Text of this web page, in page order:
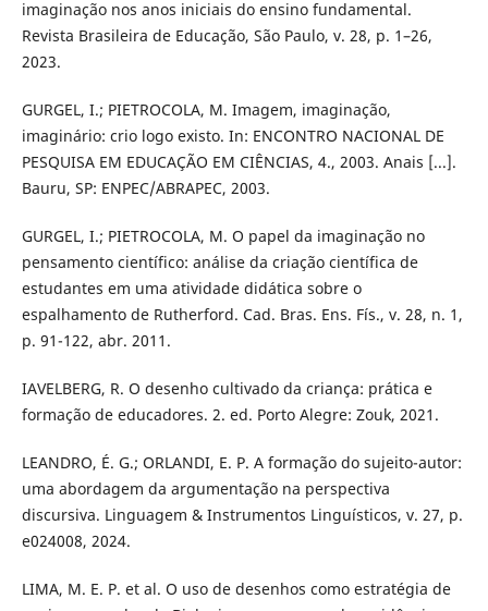
imaginação nos anos iniciais do ensino fundamental.
Revista Brasileira de Educação, São Paulo, v. 28, p. 1–26,
2023.
GURGEL, I.; PIETROCOLA, M. Imagem, imaginação,
imaginário: crio logo existo. In: ENCONTRO NACIONAL DE
PESQUISA EM EDUCAÇÃO EM CIÊNCIAS, 4., 2003. Anais [...].
Bauru, SP: ENPEC/ABRAPEC, 2003.
GURGEL, I.; PIETROCOLA, M. O papel da imaginação no
pensamento científico: análise da criação científica de
estudantes em uma atividade didática sobre o
espalhamento de Rutherford. Cad. Bras. Ens. Fís., v. 28, n. 1,
p. 91-122, abr. 2011.
IAVELBERG, R. O desenho cultivado da criança: prática e
formação de educadores. 2. ed. Porto Alegre: Zouk, 2021.
LEANDRO, É. G.; ORLANDI, E. P. A formação do sujeito-autor:
uma abordagem da argumentação na perspectiva
discursiva. Linguagem & Instrumentos Linguísticos, v. 27, p.
e024008, 2024.
LIMA, M. E. P. et al. O uso de desenhos como estratégia de